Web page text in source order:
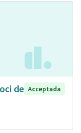
de Acceptada